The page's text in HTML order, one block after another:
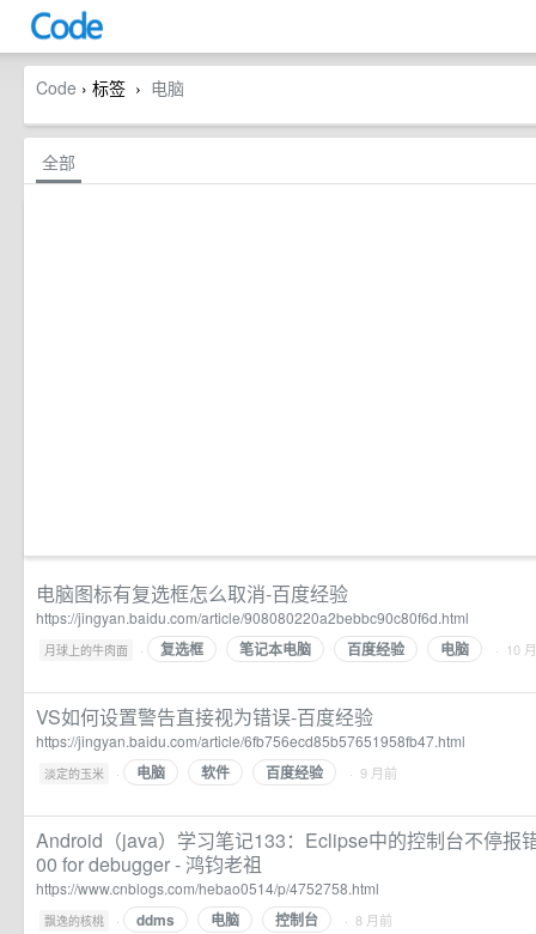
Code › 标签 › 电脑
全部
电脑图标有复选框怎么取消-百度经验
https://jingyan.baidu.com/article/908080220a2bebbc90c80f6d.html
月球上的牛肉面 · 复选框 笔记本电脑 百度经验 电脑 · 10
VS如何设置警告直接视为错误-百度经验
https://jingyan.baidu.com/article/6fb756ecd85b57651958fb47.html
淡定的玉米 · 电脑 软件 百度经验 · 9 月前
Android（java）学习笔记133：Eclipse中的控制台不停报
00 for debugger - 鸿钧老祖
https://www.cnblogs.com/hebao0514/p/4752758.html
飘逸的核桃 · ddms 电脑 控制台 · 8 月前